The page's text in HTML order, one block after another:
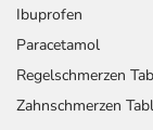
- Manie
- Verwirrtheit
- Libidoabnahme
- Nervosität
- Albträume
Ibuprofen
Paracetamol
Regelschmerzen
Zahnschmerzen